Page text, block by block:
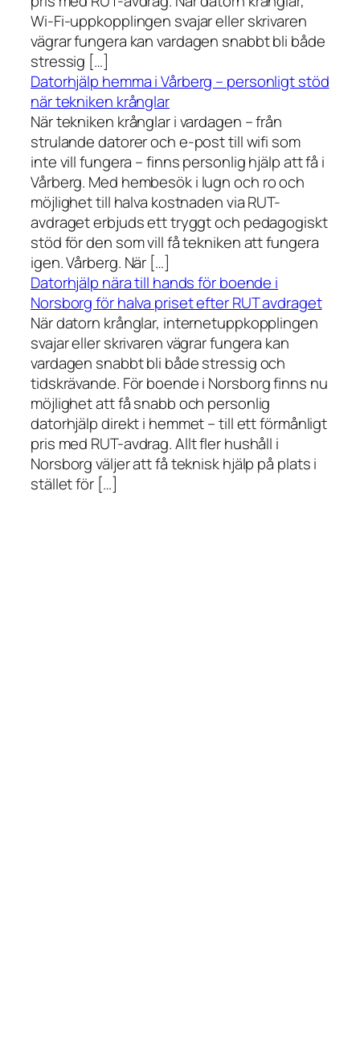
Wi-Fi-uppkopplingen svajar eller skrivaren
vägrar fungera kan vardagen snabbt bli både
stressig […]
Datorhjälp hemma i Vårberg – personligt stöd
när tekniken krånglar
När tekniken krånglar i vardagen – från
strulande datorer och e-post till wifi som
inte vill fungera – finns personlig hjälp att få i
Vårberg. Med hembesök i lugn och ro och
möjlighet till halva kostnaden via RUT-
avdraget erbjuds ett tryggt och pedagogiskt
stöd för den som vill få tekniken att fungera
igen. Vårberg. När […]
Datorhjälp nära till hands för boende i
Norsborg för halva priset efter RUT avdraget
När datorn krånglar, internetuppkopplingen
svajar eller skrivaren vägrar fungera kan
vardagen snabbt bli både stressig och
tidskrävande. För boende i Norsborg finns nu
möjlighet att få snabb och personlig
datorhjälp direkt i hemmet – till ett förmånligt
pris med RUT-avdrag. Allt fler hushåll i
Norsborg väljer att få teknisk hjälp på plats i
stället för […]